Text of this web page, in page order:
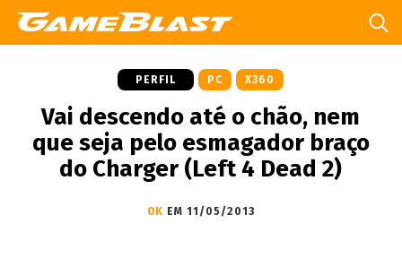
PERFIL PC X360
Vai descendo até o chão, nem
que seja pelo esmagador braço
do Charger (Left 4 Dead 2)
OK EM 11/05/2013